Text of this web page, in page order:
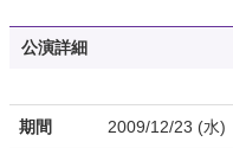
公演詳細
期間 2009/12/23 (水)